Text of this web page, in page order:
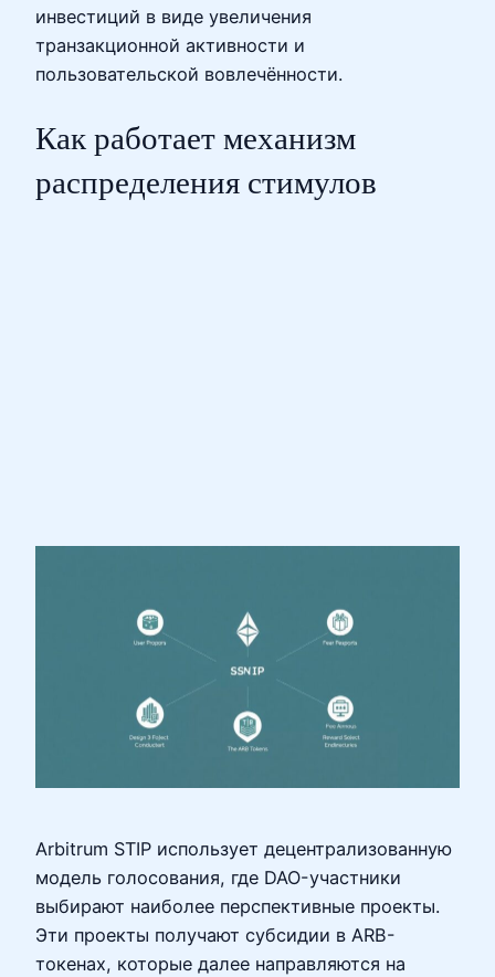
инвестиций в виде увеличения
транзакционной активности и
пользовательской вовлечённости.
Как работает механизм
распределения стимулов
Arbitrum STIP использует децентрализованную
модель голосования, где DAO-участники
выбирают наиболее перспективные проекты.
Эти проекты получают субсидии в ARB-
токенах, которые далее направляются на